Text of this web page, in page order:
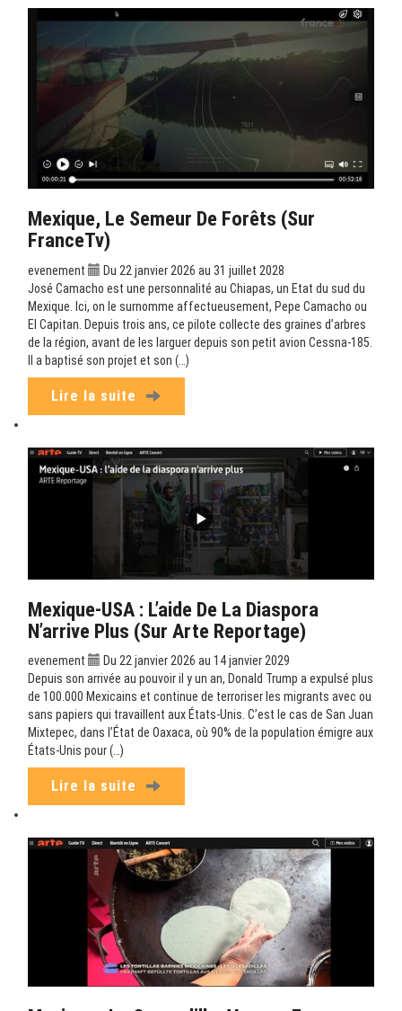
Mexique, Le Semeur De Forêts (sur
FranceTv)
evenement
Du 22 janvier 2026 au 31 juillet 2028
José Camacho est une personnalité au Chiapas, un Etat du sud du
Mexique. Ici, on le surnomme affectueusement, Pepe Camacho ou
El Capitan. Depuis trois ans, ce pilote collecte des graines d’arbres
de la région, avant de les larguer depuis son petit avion Cessna-185.
Il a baptisé son projet et son (…)
Lire la suite
Mexique-USA : L’aide De La Diaspora
N’arrive Plus (sur Arte Reportage)
evenement
Du 22 janvier 2026 au 14 janvier 2029
Depuis son arrivée au pouvoir il y un an, Donald Trump a expulsé plus
de 100.000 Mexicains et continue de terroriser les migrants avec ou
sans papiers qui travaillent aux États-Unis. C’est le cas de San Juan
Mixtepec, dans l’État de Oaxaca, où 90% de la population émigre aux
États-Unis pour (…)
Lire la suite